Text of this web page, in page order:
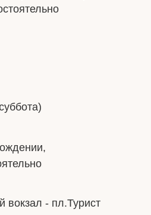
вокзал - пл.Турист